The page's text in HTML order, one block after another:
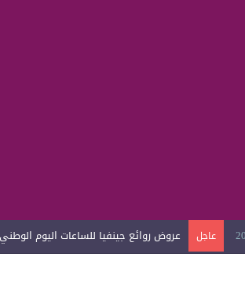
عاجل عروض روائع جينفيا للساعات اليوم الوطني 2026